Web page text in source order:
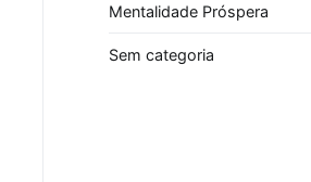
Mentalidade Próspera
Sem categoria